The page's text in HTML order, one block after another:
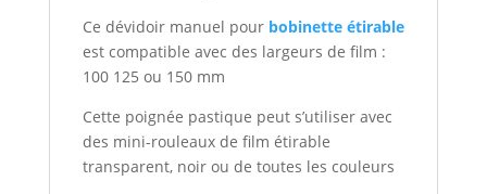
Ce dévidoir manuel pour bobinette étirable
est compatible avec des largeurs de film :
100 125 ou 150 mm
Cette poignée pastique peut s’utiliser avec
des mini-rouleaux de film étirable
transparent, noir ou de toutes les couleurs